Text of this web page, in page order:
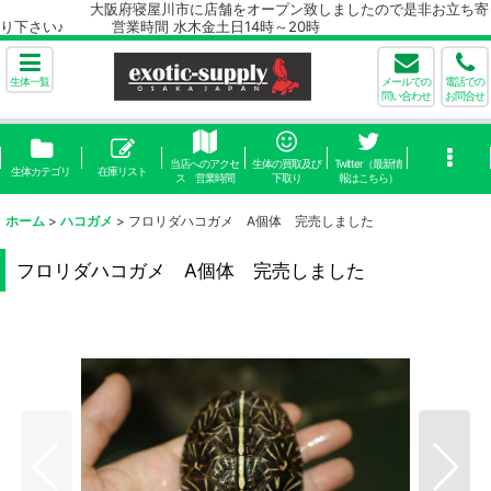
大阪府寝屋川市に店舗をオープン致しましたので是非お立ち寄
り下さい♪ 営業時間 水木金土日14時～20時
生体一覧
メールでの
問い合わせ
電話での
お問合せ
生体カテゴリ 在庫リスト
当店へのアクセ
ス 営業時間
生体の買取及び
下取り
Twitter（最新情
報はこちら）
ホーム > ハコガメ > フロリダハコガメ A個体 完売しました
フロリダハコガメ A個体 完売しました